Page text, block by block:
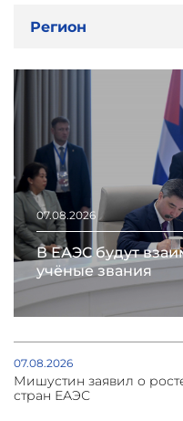
Регион
07.08.2026
В ЕАЭС будут
учёные звания
07.08.2026
Мишустин заявил о
стран ЕАЭС